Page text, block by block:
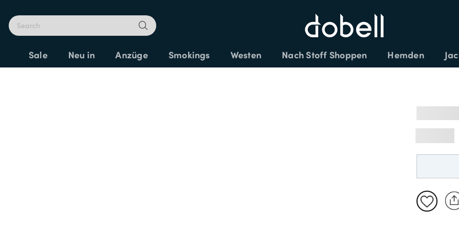
Sale Neu in Anzüge Smokings Westen Nach Stoff Shoppen Hemden
EXTRA 25% AUF DEN SALE - CODE: